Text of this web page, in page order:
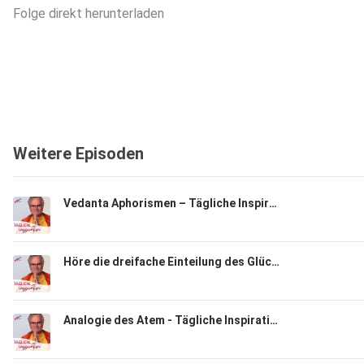
Folge direkt herunterladen
Weitere Episoden
Vedanta Aphorismen – Tägliche Inspiration
Höre die dreifache Einteilung des Glücks – Bhagavad Gita XVIII 36
Analogie des Atem - Tägliche Inspiration